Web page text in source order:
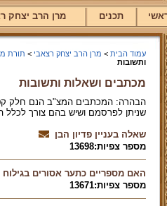
תכנים מרן הרב יצחק
עמוד הבית > מרן הרב יצחק רצאבי > תורת
ותשובות
מכתבים ושאלות ותשובות
הבהרה: המכתבים המצ"ב הנם חלק
שניתן לפרסמם ושיש בהם צורך לכלל
שאלה בעניין פדיון הבן
מספר צפיות:13698
האם מספריים כתער אסורים
מספר צפיות:13671